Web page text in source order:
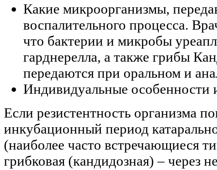
Какие микроорганизмы,
воспалительного процесса.
что бактерии и микробы
гарднерелла, а также грибы
передаются при оральном и
Индивидуальные особенности
Если резистентность организма
инкубационный период
(наиболее часто встречающиеся
грибковая (кандидозная) – через